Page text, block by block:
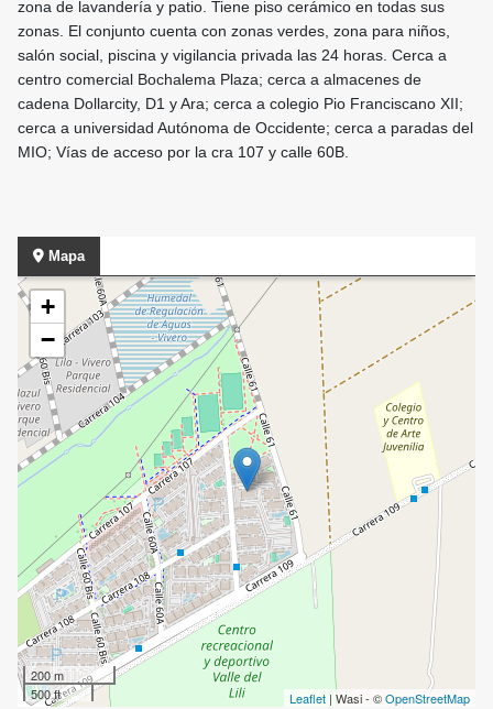
zona de lavandería y patio. Tiene piso cerámico en todas sus
zonas. El conjunto cuenta con zonas verdes, zona para niños,
salón social, piscina y vigilancia privada las 24 horas. Cerca a
centro comercial Bochalema Plaza; cerca a almacenes de
cadena Dollarcity, D1 y Ara; cerca a colegio Pio Franciscano XII;
cerca a universidad Autónoma de Occidente; cerca a paradas del
MIO; Vías de acceso por la cra 107 y calle 60B.
Mapa
+
−
200 m
500 ft
Leaflet | Wasi - ©OpenStreetMap